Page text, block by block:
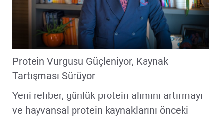
Protein Vurgusu Güçleniyor, Kaynak
Tartışması Sürüyor
Yeni rehber, günlük protein alımını artırmayı
ve hayvansal protein kaynaklarını önceki